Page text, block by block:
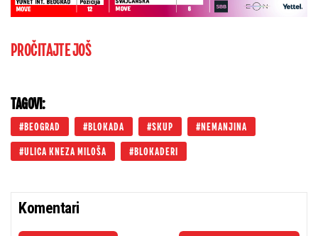
PROČITAJTE JOŠ
TAGOVI:
BEOGRAD BLOKADA SKUP NEMANJINA
ULICA KNEZA MILOŠA BLOKADERI
Komentari